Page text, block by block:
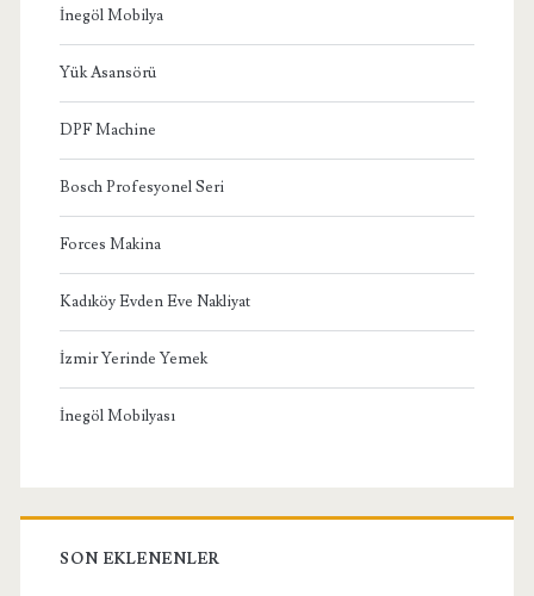
İnegöl Mobilya
Yük Asansörü
DPF Machine
Bosch Profesyonel Seri
Forces Makina
Kadıköy Evden Eve Nakliyat
İzmir Yerinde Yemek
İnegöl Mobilyası
SON EKLENENLER